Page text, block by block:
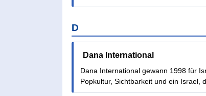
D
Dana International
Dana International gewann 1998 für
Popkultur, Sichtbarkeit und ein Israel,